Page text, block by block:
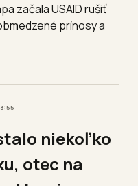
začala USAID rušiť
prínosy a
niekoľko
otec na